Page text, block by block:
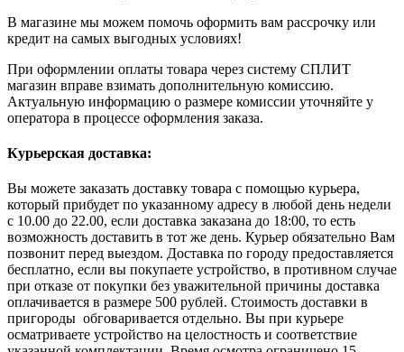
В магазине мы можем помочь оформить вам рассрочку или
кредит на самых выгодных условиях!
При оформлении оплаты товара через систему СПЛИТ
магазин вправе взимать дополнительную комиссию.
Актуальную информацию о размере комиссии уточняйте у
оператора в процессе оформления заказа.
Курьерская доставка:
Вы можете заказать доставку товара с помощью курьера,
который прибудет по указанному адресу в любой день недели
с 10.00 до 22.00, если доставка заказана до 18:00, то есть
возможность доставить в тот же день. Курьер обязательно Вам
позвонит перед выездом. Доставка по городу предоставляется
бесплатно, если вы покупаете устройство, в противном случае
при отказе от покупки без уважительной причины доставка
оплачивается в размере 500 рублей. Стоимость доставки в
пригороды обговаривается отдельно. Вы при курьере
осматриваете устройство на целостность и соответствие